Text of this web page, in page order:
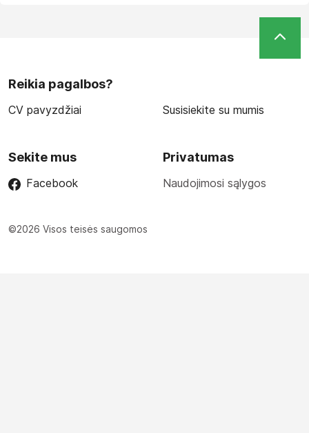
Reikia pagalbos?
CV pavyzdžiai Susisiekite su mumis
Sekite mus
Facebook
Privatumas
Naudojimosi sąlygos
©2026 Visos teisės saugomos